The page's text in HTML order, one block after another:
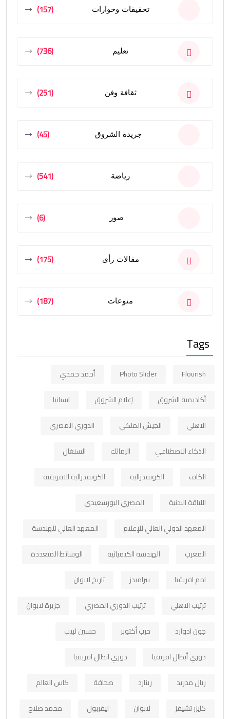
تحقيقات وحوارات (157)
تعليم (736)
ثقافة وفن (251)
جريدة الشروق (45)
رياضة (541)
صور (6)
مقالات رأى (175)
منوعات (187)
Tags
Flourish
Photo Slider
أحمد حمدي
أكاديمية الشروق
إعلام الشروق
اسبانيا
الاهلي
الجيش الملكي
الدوري المصري
الذكاء الاصطناعي
الزمالك
السنغال
الكاف
الكونفدرالية
الكونفدرالية الافريقية
اللياقة البدنية
المصري البورسعيدي
المعهد الدولي العالي للإعلام
المعهد العالي للهندسة
المغرب
الهندسة الكيميائية
الوسائط المتعددة
امم افريقيا
بيراميدز
تاريخ لابوان
ترتيب الاهلي
ترتيب الدوري المصري
جزيرة لابوان
جون ادوارد
حرب أكتوبر
حسين لبيب
دوري أبطال افريقيا
دوري ابطال افريقيا
ريال مدريد
رينارد صحافة
كاس العالم
كايزر تشيفز
لابوان ليفربول محمد صلاح